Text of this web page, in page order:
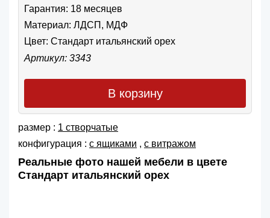
Гарантия: 18 месяцев
Материал: ЛДСП, МДФ
Цвет: Стандарт итальянский орех
Артикул: 3343
В корзину
размер : 1 створчатые
конфигурация : с ящиками , с витражом
Реальные фото нашей мебели в цвете
Стандарт итальянский орех